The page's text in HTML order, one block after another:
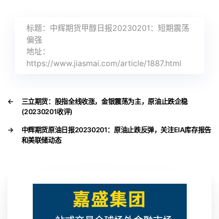
标题：中辉期货甲醇日报20230201：短期震荡
偏强
地址：
https://www.jiasmai.com/article/1887.html
←
三立期货：股指全线收涨，金银震荡为主，原油止跌企稳
(20230201收评)
→
中辉期货原油日报20230201：原油止跌反弹，关注EIA库存报告
和美联储动态